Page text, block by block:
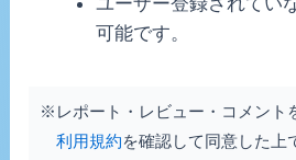
可能です。
※レポート・レビュー・コメント
利用規約を確認して同意した上